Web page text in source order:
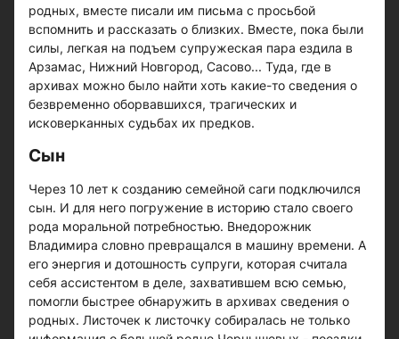
родных, вместе писали им письма с просьбой
вспомнить и рассказать о близких. Вместе, пока были
силы, легкая на подъем супружеская пара ездила в
Арзамас, Нижний Новгород, Сасово... Туда, где в
архивах можно было найти хоть какие-то сведения о
безвременно оборвавшихся, трагических и
исковерканных судьбах их предков.
Сын
Через 10 лет к созданию семейной саги подключился
сын. И для него погружение в историю стало своего
рода моральной потребностью. Внедорожник
Владимира словно превращался в машину времени. А
его энергия и дотошность супруги, которая считала
себя ассистентом в деле, захватившем всю семью,
помогли быстрее обнаружить в архивах сведения о
родных. Листочек к листочку собиралась не только